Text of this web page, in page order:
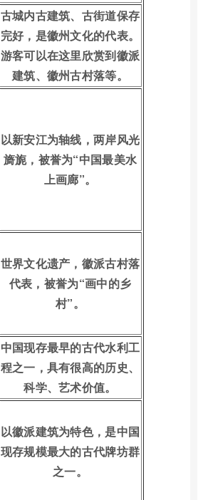
古城内古建筑、古街道保存
完好，是徽州文化的代表。
游客可以在这里欣赏到徽派
建筑、徽州古村落等。
以新安江为轴线，两岸风光
旖旎，被誉为“中国最美水
上画廊”。
世界文化遗产，徽派古村落
代表，被誉为“画中的乡
村”。
中国现存最早的古代水利工
程之一，具有很高的历史、
科学、艺术价值。
以徽派建筑为特色，是中国
现存规模最大的古代牌坊群
之一。